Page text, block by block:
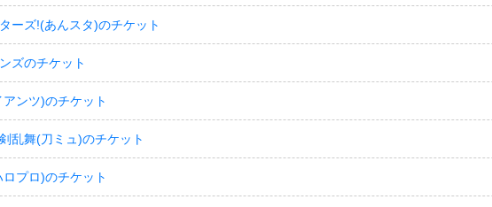
ーズ!(あんスタ)のチケット
ズのチケット
ンツ)のチケット
乱舞(刀ミュ)のチケット
プロ)のチケット